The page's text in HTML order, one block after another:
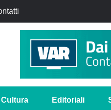
Cultura Editoriali